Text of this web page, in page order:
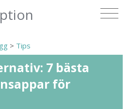
> Tips
7 bästa
för